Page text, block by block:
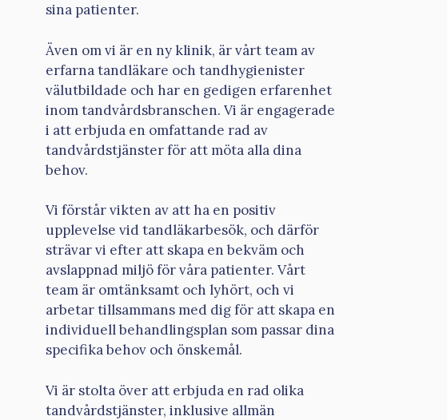
sina patienter.
Även om vi är en ny klinik, är vårt team av
erfarna tandläkare och tandhygienister
välutbildade och har en gedigen erfarenhet
inom tandvårdsbranschen. Vi är engagerade
i att erbjuda en omfattande rad av
tandvårdstjänster för att möta alla dina
behov.
Vi förstår vikten av att ha en positiv
upplevelse vid tandläkarbesök, och därför
strävar vi efter att skapa en bekväm och
avslappnad miljö för våra patienter. Vårt
team är omtänksamt och lyhört, och vi
arbetar tillsammans med dig för att skapa en
individuell behandlingsplan som passar dina
specifika behov och önskemål.
Vi är stolta över att erbjuda en rad olika
tandvårdstjänster, inklusive allmän